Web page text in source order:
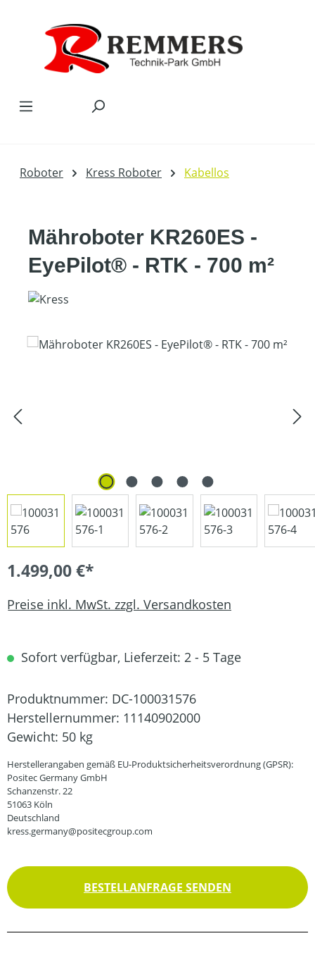
Roboter Kress Roboter Kabellos
Mähroboter KR260ES -
EyePilot® - RTK - 700 m²
Bildergalerie überspringen
1.499,00 €*
Preise inkl. MwSt. zzgl. Versandkosten
Sofort verfügbar, Lieferzeit: 2 - 5 Tage
Produktnummer: DC-100031576
Herstellernummer: 11140902000
Gewicht: 50 kg
Herstellerangaben gemäß EU-Produktsicherheitsverordnung (GPSR):
Positec Germany GmbH
Schanzenstr. 22
51063 Köln
Deutschland
kress.germany@positecgroup.com
BESTELLANFRAGE SENDEN